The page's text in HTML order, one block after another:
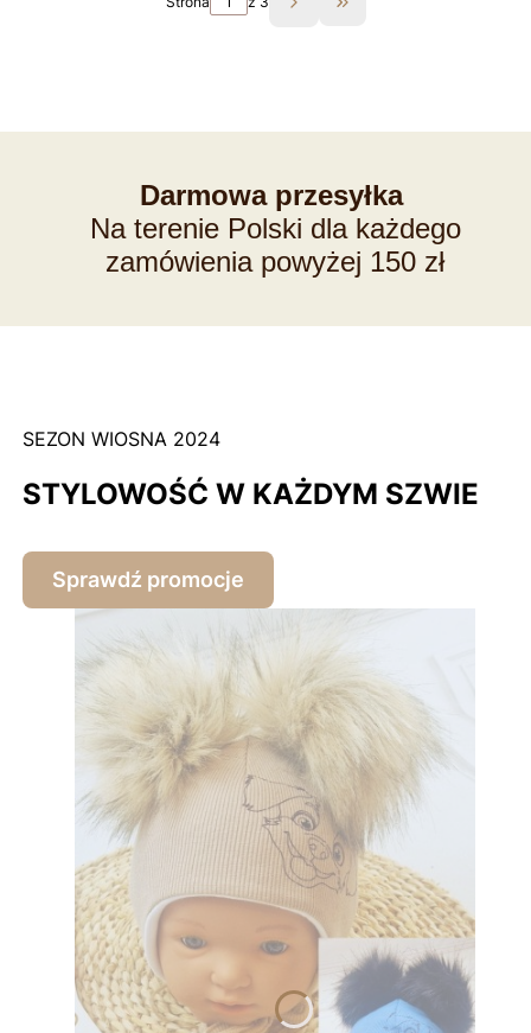
Przejdź do ostatniej
Darmowa przesyłka
Na terenie Polski dla każdego
zamówienia powyżej 150 zł
SEZON WIOSNA 2024
STYLOWOŚĆ W KAŻDYM SZWIE
Sprawdź promocje